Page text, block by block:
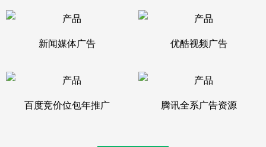
新闻媒体广告 优酷视频广告
百度竞价位包年推广 腾讯全系广告资源